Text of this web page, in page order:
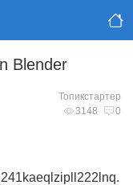
Blender
Топикстартер
3148 0